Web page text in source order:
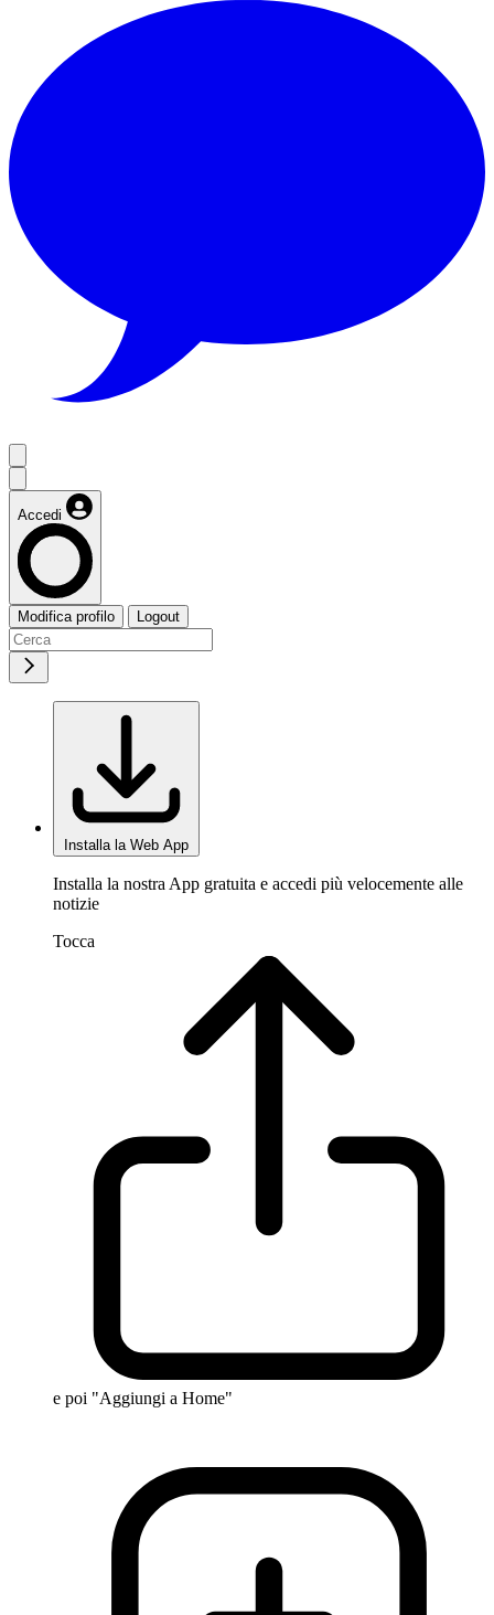
Accedi
Modifica profilo Logout
Installa la Web App
Installa la nostra App gratuita e accedi più velocemente alle
notizie
Tocca
e poi "Aggiungi a Home"